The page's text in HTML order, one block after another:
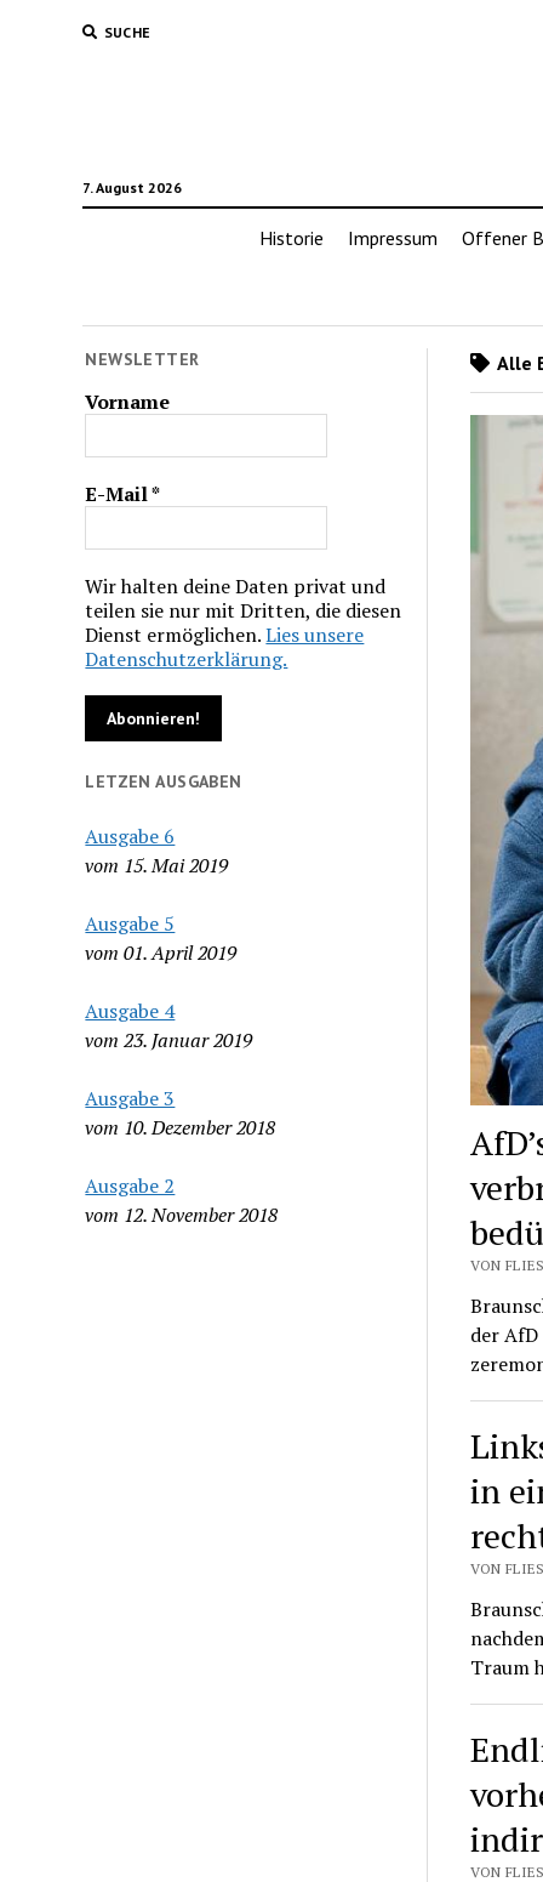
SUCHE
7. August 2026
Historie Impressum Offener
NEWSLETTER
Vorname
E-Mail*
Wir halten deine Daten privat und
teilen sie nur mit Dritten, die diesen
Dienst ermöglichen.Lies unsere
Datenschutzerklärung.
LETZEN AUSGABEN
Ausgabe 6
vom 15. Mai 2019
Ausgabe 5
vom 01. April 2019
Ausgabe 4
vom 23. Januar 2019
Ausgabe 3
vom 10. Dezember 2018
Ausgabe 2
vom 12. November 2018
Alle
VON
der
in
VON
Traum
VON